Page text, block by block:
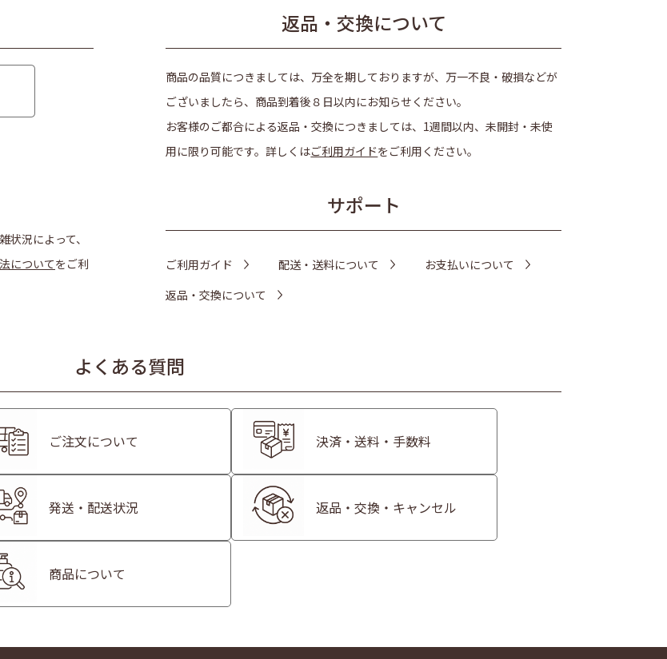
況によって、
についてをご利
返品・交換について
商品の品質につきましては、万全を期しておりますが、万一不良・破損などが
ございましたら、商品到着後８日以内にお知らせください。
お客様のご都合による返品・交換につきましては、1週間以内、未開封・未使
用に限り可能です。詳しくはご利用ガイドをご利用ください。
サポート
ご利用ガイド 配送・送料について
お支払いについて
返品・交換について
よくある質問
ご注文について 決済・送料・手数料
発送・配送状況 返品・交換・キャンセル
商品について